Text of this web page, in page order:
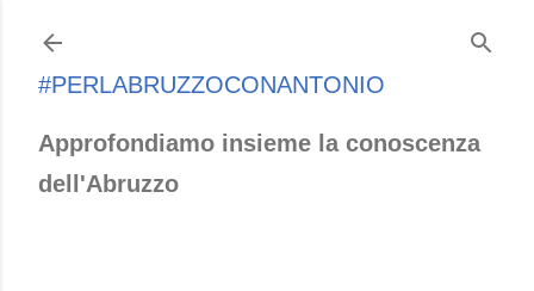
#PERLABRUZZOCONANTONIO
Approfondiamo insieme la conoscenza
dell'Abruzzo